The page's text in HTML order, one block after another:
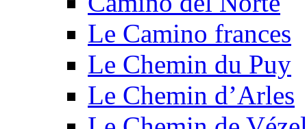
Le Camino frances
Le Chemin du Puy
Le Chemin d’Arles